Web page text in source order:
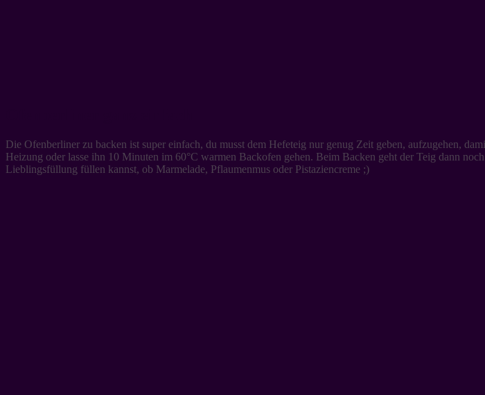
Die Ofenberliner zu backen ist super einfach, du musst dem Hefeteig nur genug Zeit geben, aufzugehen,
Heizung oder lasse ihn 10 Minuten im 60°C warmen Backofen gehen. Beim Backen geht der Teig dann
Lieblingsfüllung füllen kannst, ob Marmelade, Pflaumenmus oder Pistaziencreme ;)